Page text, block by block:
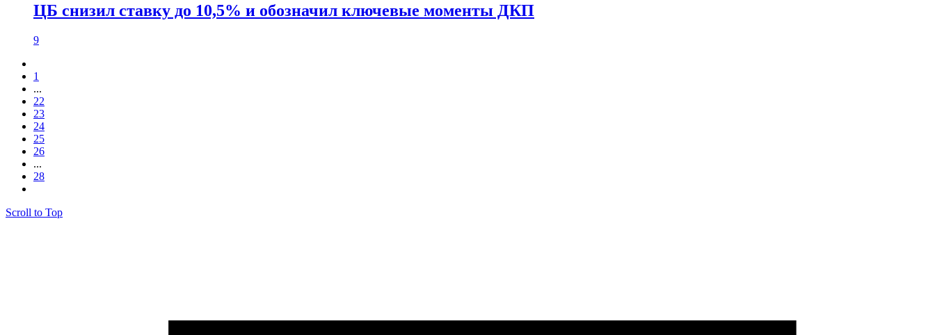
ЦБ снизил ставку до 10,5% и обозначил ключевые моменты ДКП
9
1
...
22
23
24
25
26
...
28
Scroll to Top